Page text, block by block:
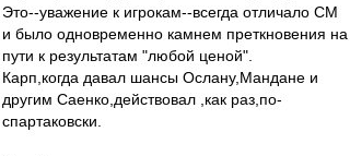
Это--уважение к игрокам--всегда отличало СМ
и было одновременно камнем преткновения на
пути к результатам "любой ценой".
Карп,когда давал шансы Ослану,Мандане и
другим Саенко,действовал ,как раз,по-
спартаковски.